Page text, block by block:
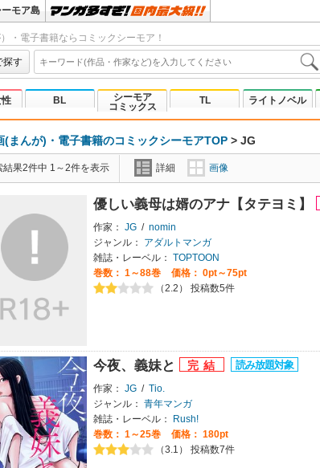
ーモア島
・電子書籍ならコミックシーモア！
探す
BL
シーモア
コミックス
TL ライトノベル
(まんが)・電子書籍のコミックシーモアTOP > JG
結果2件中 1～2件を表示 詳細 画像
優しい義母は婿のアナ【タテヨミ】
作家： JG / nomin
ジャンル：
アダルトマンガ
雑誌・レーベル： TOPTOON
巻数： 1～88巻
価格： 0pt～75pt
（2.2） 投稿数5件
今夜、義妹と
作家： JG / Tio.
ジャンル： 青年マンガ
雑誌・レーベル：
Rush!
巻数： 1～25巻
価格： 180pt
（3.1） 投稿数7件